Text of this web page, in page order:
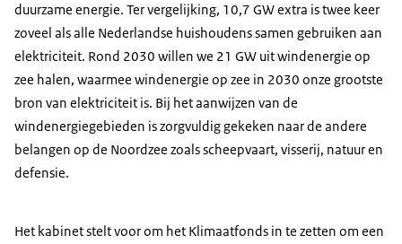
duurzame energie. Ter vergelijking, 10,7 GW extra is twee keer
zoveel als alle Nederlandse huishoudens samen gebruiken aan
elektriciteit. Rond 2030 willen we 21 GW uit windenergie op
zee halen, waarmee windenergie op zee in 2030 onze grootste
bron van elektriciteit is. Bij het aanwijzen van de
windenergiegebieden is zorgvuldig gekeken naar de andere
belangen op de Noordzee zoals scheepvaart, visserij, natuur en
defensie.
Het kabinet stelt voor om het Klimaatfonds in te zetten om een